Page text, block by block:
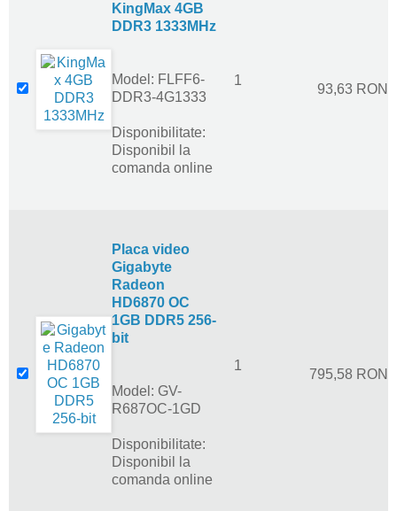
KingMax 4GB
DDR3 1333MHz
Model: FLFF6-
DDR3-4G1333
Disponibilitate:
Disponibil la
comanda online
1
93,63 RON
Placa video
Gigabyte
Radeon
HD6870 OC
1GB DDR5 256-
bit
Model: GV-
R687OC-1GD
Disponibilitate:
Disponibil la
comanda online
1
795,58 RON